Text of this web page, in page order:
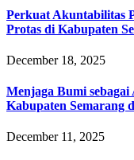
Perkuat Akuntabilitas
Protas di Kabupaten
December 18, 2025
Menjaga Bumi
Kabupaten Semarang
December 11, 2025